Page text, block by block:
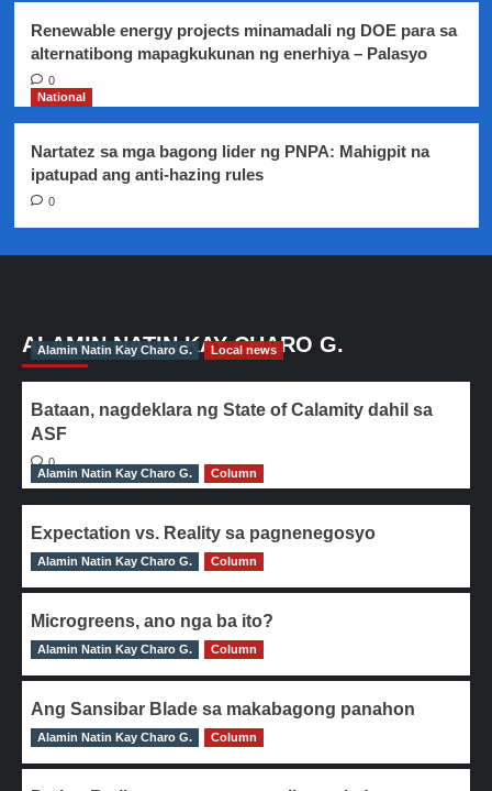
Renewable energy projects minamadali ng DOE para sa
alternatibong mapagkukunan ng enerhiya – Palasyo
0
National
Nartatez sa mga bagong lider ng PNPA: Mahigpit na
ipatupad ang anti-hazing rules
0
ALAMIN NATIN KAY CHARO G.
Alamin Natin Kay Charo G. Local news
Bataan, nagdeklara ng State of Calamity dahil sa
ASF
0
Alamin Natin Kay Charo G.
Column
Expectation vs. Reality sa pagnenegosyo
0
Alamin Natin Kay Charo G. Column
Microgreens, ano nga ba ito?
0
Alamin Natin Kay Charo G. Column
Ang Sansibar Blade sa makabagong panahon
0
Alamin Natin Kay Charo G. Column